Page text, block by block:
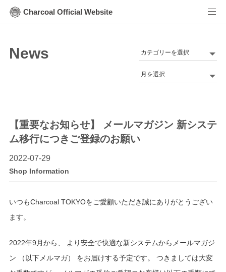
Charcoal Official Website
News
カ
ゴArchives
【重要なお知らせ】 メールマガジン 新システ
ム移行につきご登録のお願い
2022-07-29
Shop Information
いつもCharcoal TOKYOをご愛顧いただき誠にありがとうござい
ます。
2022年9月から、 より安全で快適な新システムからメールマガジ
ン （以下メルマガ） をお届けする予定です。 つきましては大変